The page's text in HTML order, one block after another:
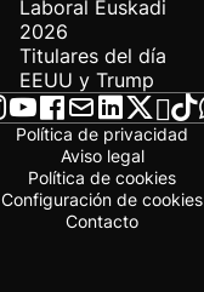
Laboral Euskadi
2026
Titulares del día
EEUU y Trump
Política de privacidad
Aviso legal
Política de cookies
Configuración de cookies
Contacto